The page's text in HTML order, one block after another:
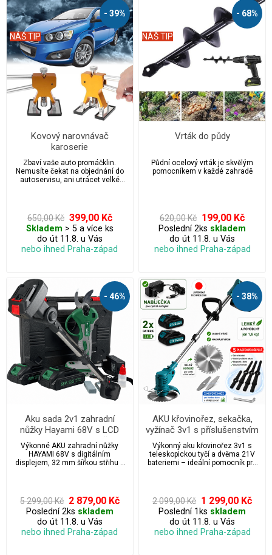
- 39%
NÁŠ TIP
Kovový narovnávač
karoserie
Zbaví vaše auto promáčklin.
Nemusíte čekat na objednání do
autoservisu, ani utrácet velké
650,00 Kč 399,00 Kč
Skladem > 5 a více ks
do út 11.8. u Vás
nebo ihned Praha-západ
- 68%
NÁŠ TIP
Vrták do půdy
Půdní ocelový vrták je skvělým
pomocníkem v každé zahradě
620,00 Kč 199,00 Kč
Poslední 2ks skladem
do út 11.8. u Vás
nebo ihned Praha-západ
- 46%
Aku sada 2v1 zahradní
nůžky Hayami 68V s LCD
displejem a 32 mm střih +
teleskopická tyč, 2 baterie s
příslušenstvím a kufrem -
Výkonné AKU zahradní nůžky
HAYAMI 68V s digitálním
displejem, 32 mm šířkou střihu a
výkonným bateriím můžete
pracovat bez přestávky, zatímco
nastavitelná délka 1,4–2,6 m
umožňuje bezpečný střih i ve
výškách bez potřeby žebříku až do
4 m. Speciální žluto-oranžová
5 299,00 Kč 2 879,00 Kč
Poslední 2ks skladem
do út 11.8. u Vás
nebo ihned Praha-západ
- 38%
AKU křovinořez, sekačka,
vyžínač 3v1 s příslušenstvím
- 2x baterie 21V + 5x žací
nože + 2x žací čepele + 1x
kotouč
Výkonný aku křovinořez 3v1 s
teleskopickou tyčí a dvěma 21V
bateriemi – ideální pomocník pro
příslušenstvím.
2 099,00 Kč 1 299,00 Kč
Poslední 1ks skladem
do út 11.8. u Vás
nebo ihned Praha-západ